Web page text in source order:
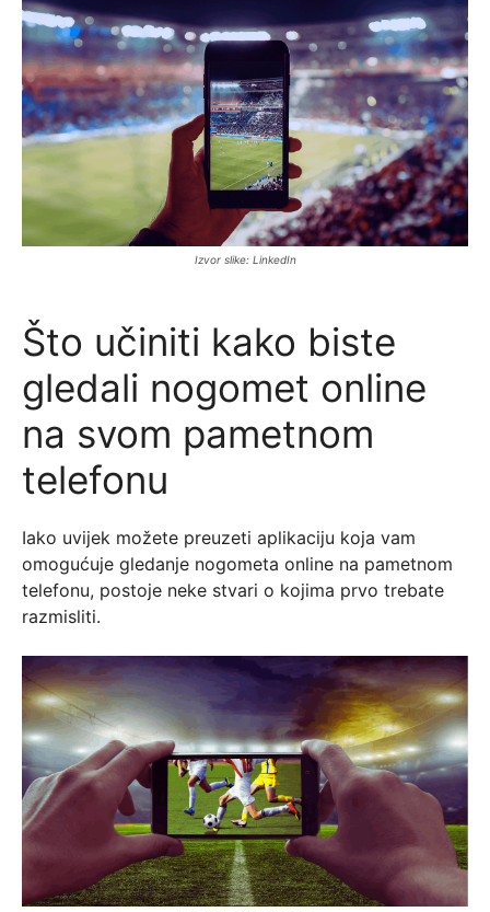
Izvor slike: LinkedIn
Što učiniti kako biste
gledali nogomet online
na svom pametnom
telefonu
Iako uvijek možete preuzeti aplikaciju koja vam
omogućuje gledanje nogometa online na pametnom
telefonu, postoje neke stvari o kojima prvo trebate
razmisliti.